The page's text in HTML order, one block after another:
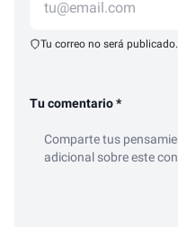
Tu correo no será publicado.
Tu comentario *